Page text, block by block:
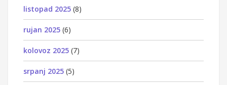
listopad 2025 (8)
rujan 2025 (6)
kolovoz 2025 (7)
srpanj 2025 (5)